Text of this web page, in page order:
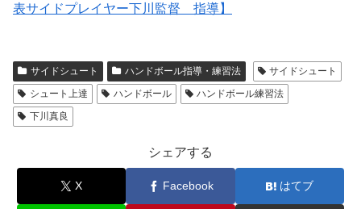
表サイドプレイヤー下川監督 指導】
サイドシュート ハンドボール指導・練習法
サイドシュート
シュート上達
ハンドボール
ハンドボール練習法
下川真良
シェアする
X Facebook はてブ